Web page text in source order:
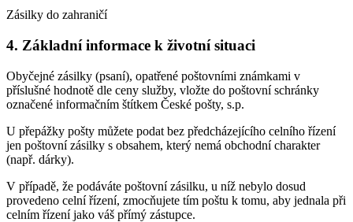
Zásilky do zahraničí
4. Základní informace k životní situaci
Obyčejné zásilky (psaní), opatřené poštovními známkami v
příslušné hodnotě dle ceny služby, vložte do poštovní schránky
označené informačním štítkem České pošty, s.p.
U přepážky pošty můžete podat bez předcházejícího celního řízení
jen poštovní zásilky s obsahem, který nemá obchodní charakter
(např. dárky).
V případě, že podáváte poštovní zásilku, u níž nebylo dosud
provedeno celní řízení, zmocňujete tím poštu k tomu, aby jednala při
celním řízení jako váš přímý zástupce.